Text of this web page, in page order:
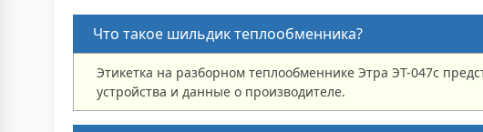
Что такое шильдик теплообменника?
Этикетка на разборном теплообменнике Этра ЭТ-047с
устройства и данные о производителе.